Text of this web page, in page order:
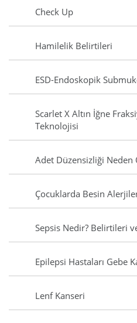
Check Up
Hamilelik Belirtileri
ESD-Endoskopik
Scarlet X Altın İğne
Teknolojisi
Adet Düzensizliği Neden
Çocuklarda Besin
Sepsis Nedir? Belirtileri
Epilepsi Hastaları Gebe
Lenf Kanseri